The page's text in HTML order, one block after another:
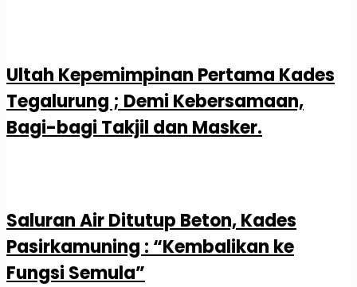
Ultah Kepemimpinan Pertama Kades
Tegalurung ; Demi Kebersamaan,
Bagi-bagi Takjil dan Masker.
Saluran Air Ditutup Beton, Kades
Pasirkamuning : “Kembalikan ke
Fungsi Semula”